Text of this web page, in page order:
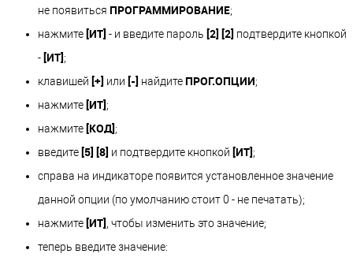
не появиться ПРОГРАММИРОВАНИЕ;
нажмите[ИТ] - и введите пароль [2] [2] подтвердите кнопкой
-[ИТ];
клавишей [+] или [-] найдитеПРОГ.ОПЦИИ;
нажмите[ИТ];
нажмите[КОД];
введите[5] [8] и подтвердите кнопкой [ИТ];
справа на индикаторе появится установленное значение
данной опции (по умолчанию стоит 0 - не печатать);
нажмите[ИТ] , чтобы изменить это значение;
теперь введите значение: